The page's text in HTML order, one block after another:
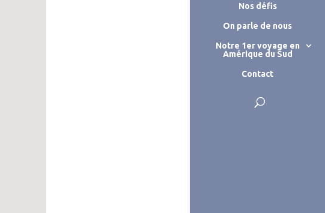
Nos défis
On parle de nous
Notre 1er voyage en
Amérique du Sud
Contact